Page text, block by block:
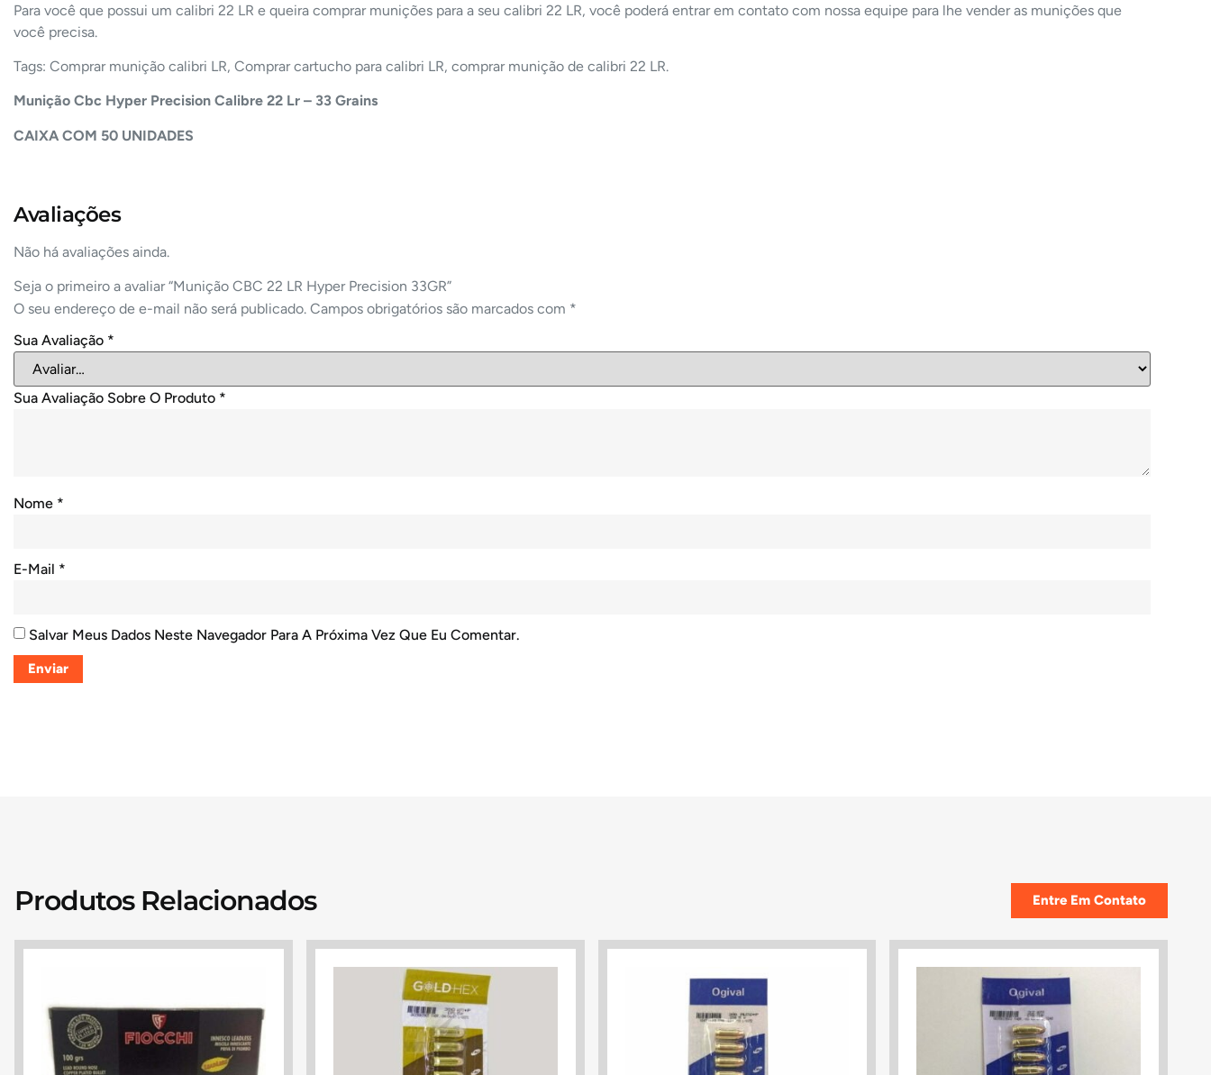
Para você que possui um calibri 22 LR e queira comprar munições para a seu calibri 22 LR, você poderá entrar em contato com nossa equipe para lhe vender as munições que
você precisa.
Tags: Comprar munição calibri LR, Comprar cartucho para calibri LR, comprar munição de calibri 22 LR.
Munição Cbc Hyper Precision Calibre 22 Lr – 33 Grains
CAIXA COM 50 UNIDADES
Avaliações
Não há avaliações ainda.
Seja o primeiro a avaliar “Munição CBC 22 LR Hyper Precision 33GR”
O seu endereço de e-mail não será publicado. Campos obrigatórios são marcados com *
Sua Avaliação *
Sua Avaliação Sobre O Produto *
Nome *
E-Mail *
Salvar Meus Dados Neste Navegador Para A Próxima Vez Que Eu Comentar.
Produtos Relacionados Entre Em Contato